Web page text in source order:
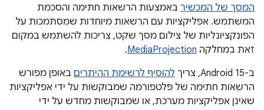
המסך של המכשיר באמצעות הרשאות חתימה והסכמת
המשתמש. אפליקציות עם הרשאות מיוחדות שמסתמכות על
הפונקציונליות של צילום מסך שקט, צריכות להשתמש במקום
זאת במחלקה MediaProjection
.
ב-Android 15, צריך
להוסיף לרשימת ההיתרים באופן מפורש
הרשאות חתימה של פלטפורמה שמבוקשות על ידי אפליקציות
שאינן אפליקציות מערכת, או שמבוקשות מחדש על ידי